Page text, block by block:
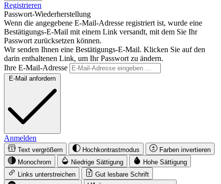
Registrieren
Passwort-Wiederherstellung
Wenn die angegebene E-Mail-Adresse registriert ist, wurde eine
Bestätigungs-E-Mail mit einem Link versandt, mit dem Sie Ihr
Passwort zurücksetzen können.
Wir senden Ihnen eine Bestätigungs-E-Mail. Klicken Sie auf den
darin enthaltenen Link, um Ihr Passwort zu ändern.
Ihre E-Mail-Adresse
E-Mail anfordern
Anmelden
Text vergrößern Hochkontrastmodus
Farben invertieren
Monochrom
Niedrige Sättigung
Hohe Sättigung
Links unterstreichen
Gut lesbare Schrift